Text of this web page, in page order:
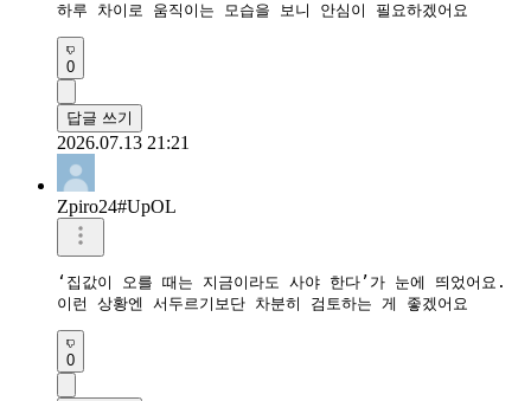
하루 차이로 움직이는 모습을 보니 안심이 필요하겠어요
0
답글 쓰기
2026.07.13 21:21
Zpiro24#UpOL
‘집값이 오를 때는 지금이라도 사야 한다’가 눈에 띄었어요.
이런 상황엔 서두르기보단 차분히 검토하는 게 좋겠어요
0